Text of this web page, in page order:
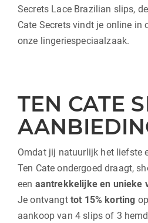
Secrets Lace Brazilian slips,
Cate Secrets vindt je online in
onze lingeriespeciaalzaak.
TEN CATE
Omdat jij natuurlijk het liefste
Ten Cate ondergoed draagt,
een aantrekkelijke en unieke
Je ontvangt tot 15% korting
aankoop van 4 slips of 3